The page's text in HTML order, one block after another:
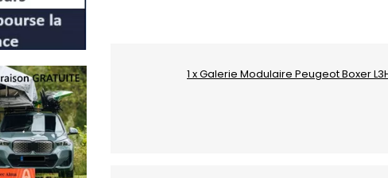
1 x Galerie Modulaire Peugeot Boxer